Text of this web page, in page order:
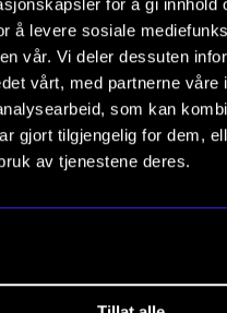
for å gi innhold
å levere sosiale
vår. Vi deler dessuten
vårt, med partnerne våre
som kan
gjort tilgjengelig for dem,
av tjenestene deres.